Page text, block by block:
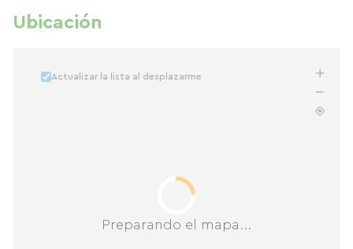
Ubicación
Preparando el mapa...
Actualizar la lista al desplazarme